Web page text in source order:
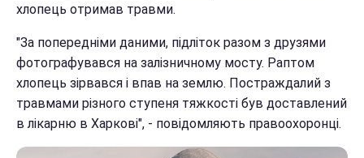
хлопець отримав травми.
"За попередніми даними, підліток разом з друзями
фотографувався на залізничному мосту. Раптом
хлопець зірвався і впав на землю. Постраждалий з
травмами різного ступеня тяжкості був доставлений
в лікарню в Харкові", - повідомляють правоохоронці.